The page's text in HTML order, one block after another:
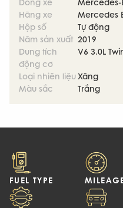
Hãng xe
Mercedes
Hộp số
Tự động
Năm sản xuất 2019
Dung tích
động cơ
V6 3.0L
Loại nhiên liệuXăng
Màu sắc
Trắng
FUEL TYPE